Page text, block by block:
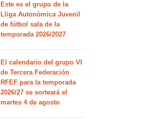
Este es el grupo de la
Lliga Autonòmica Juvenil
de fútbol sala de la
temporada 2026/2027
El calendario del grupo VI
de Tercera Federación
RFEF para la temporada
2026/27 se sorteará el
martes 4 de agosto